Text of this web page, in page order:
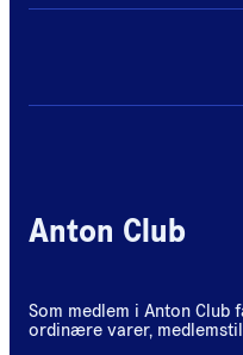
Anton Club
Som medlem i Anton Club
ordinære varer,